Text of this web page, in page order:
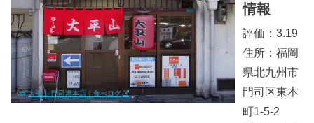
via.大平山 門司港本店｜食べログ
情報
評価：3.19
住所：福岡
県北九州市
門司区東本
町1-5-2